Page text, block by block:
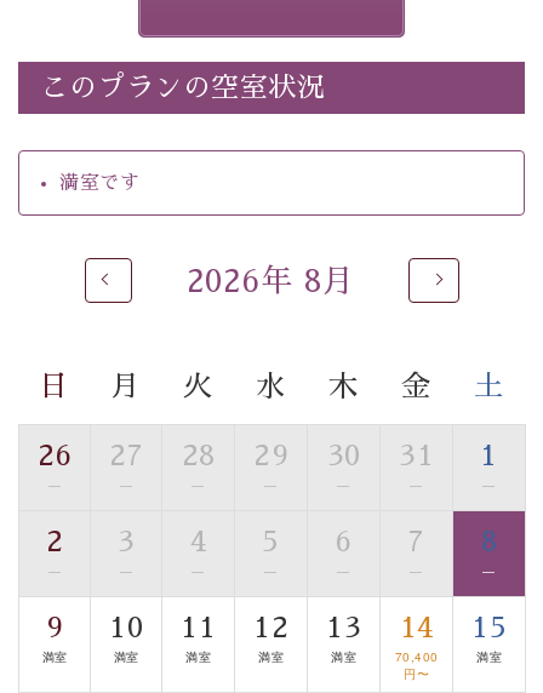
・朝食はこだわりの味噌汁をはじめとした和定食
【温泉】
自家源泉「美翠源泉」は酸化の進みが遅く新鮮で若返り
の効果が高い、極めて希有な源泉です。身も心も癒され
るご入浴をお愉しみください。
■お座敷風呂（大浴場）
用。 足元が柔らかく、そして滑りにくい畳のお風呂で
ご了承のほどお願いいたします。
■貸切温泉風呂 （40分2000円）
眺望はございませんが、源泉掛け流しの温泉の質を楽し
む貸切温泉風呂です。ゆったりといやされるプライベー
トな空間をお愉しみください。
【旅】
■諏訪大社4社を巡る無料参拝バス
豊富な知識を持ったドライバー兼ガイドが諏訪大社をご
事前ご予約制ですので、ご利用ご希望の方
このプランの空室状況
満室です
2026年 8月
日 月 火 水 木 金 土
26
—
27
—
28
—
29
—
30
—
31
—
1
—
2
—
3
—
4
—
5
—
6
—
7
—
8
—
9
満室
10
満室
11
満室
12
満室
13
満室
14
70,400
円〜
15
満室